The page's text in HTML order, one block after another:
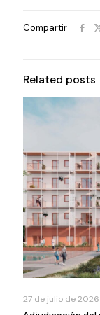
Compartir
Related posts
27 de julio de 2026